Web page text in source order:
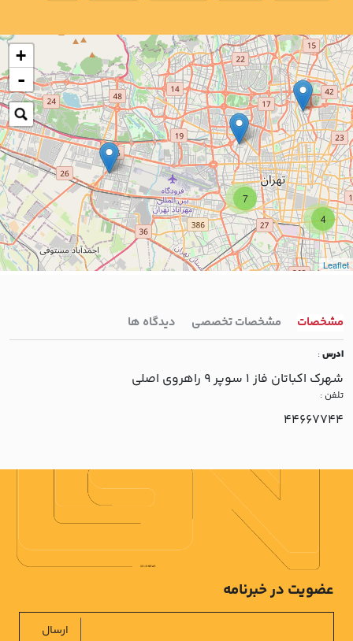
7
4
+
-
Leaflet
مشخصات مشخصات تخصصی دیدگاه ها
ادرس:
شهرک اکباتان فاز 1 سوپر 9 راهروي اصلي
تلفن :
44667744
عضویت در خبرنامه
ارسال